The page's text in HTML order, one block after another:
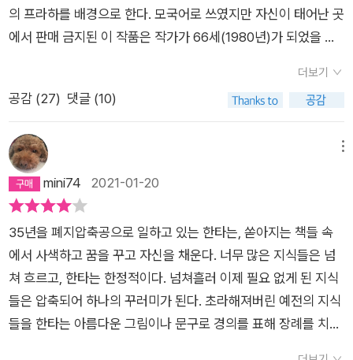
하며 별도 보고 타들어 가는 나무 냄새를 맡으며 곁의 휘파람 소
리를 듣던 기억. 삼십오 년째 폐지 더미 속에서 일하는 남자와 삼
든, 어디에 있던 간에 이름 앞에 숨은 그림자를 캐내는 듯한 목소
리. 폐지를 압축하던 남자, 한탸. 그는 근사한 문장을 통째로 쪼아
사탕 처럼 빨아먹고, 작은 잔에 든 리큐어처럼 홀짝대며 음미한
다. 책 속에서 그는 문장이 천천히 스며들어 그의 뇌와 심장을 적
시고, 혈관 깊숙이 모세 혈관까지 비집고 들어온다고 고백한다.
책과 글씨가 그 자신이 되고, 그가 흡수한 것이 곧 그 자신이 되는
경지에 오른 글을 좋아하는 남자가 하는 작은 회상. 책 한 줄 읽지
않은 그의 연인, 그러나 누구보다도 멀리 갈 수 있었던 여자. 많이
읽는 것과 깊이 읽는 것이 어떻게 다른지를 똥스키를 타던 여자는
온몸으로 보여준다. 물 건너간 기품, 절망보다 먼저 터지는 웃음.
나의 만차는 투숙객들이 햇볕에 몸을 그을리고 있는 테라스를 따
라 평소처럼 이리저리 오가고 있었다. 사업가 이나의 안목이 정확
했다. 그날 만차는 정말이지 멋졌다. 그런데 그녀가 거기에 있던
의 프라하를 배경으로 한다. 모국어로 쓰였지만 자신이 태어난 곳
에서 판매 금지된 이 작품은 작가가 66세(1980년)가 되었을 때
탸라는 인물이다. 퀴퀴하고 어두컴컴한 지하실에서 생쥐들과 함
께 삼십오 년 간 책과 폐지를 압축했다. 은퇴를 5년 앞두고 있는
삼촌 집의 정원에 두고 매일 폐지 한 꾸러미씩 만드는 삶을 꿈꾸
었다. 소설에는 제2차 세계대전이 끝난 후 공산화된 체코에서 지
식인들이 겪었던 수난이 간접적으로 묘사된다. 이들은 압축기 속
기도 했다. 소설 속의 철학교수, 중앙난방 제어실의 근무자들, 프
라하의 하수구와 시궁창 청소부, 성당 관리자등이 그런 예다. 지
식인들은 ‘사고하는 인간’으로서 체제가 강요하는 상식과 충돌하
는 존재들이었기에, 삶의 터전에서 추방당했다. 소설에는 하구수
에 사는 회색 쥐와 검은 시궁쥐에 대한 언급이 여러 차례 언급된
더보기
공감 (27) 댓글 (10)
mini74 2021-01-20
35년을 폐지압축공으로 일하고 있는 한타는, 쏟아지는 책들 속
에서 사색하고 꿈을 꾸고 자신을 채운다. 너무 많은 지식들은 넘
쳐 흐르고, 한타는 한정적이다. 넘쳐흘러 이제 필요 없게 된 지식
들은 압축되어 하나의 꾸러미가 된다. 초라해져버린 예전의 지식
들을 한타는 아름다운 그림이나 문구로 경의를 표해 장례를 치러